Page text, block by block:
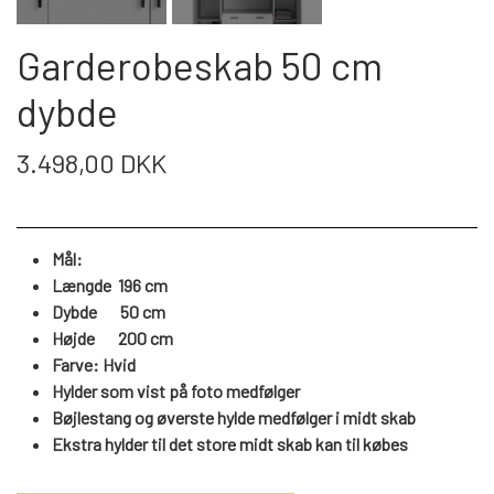
DAYBED/CHAISELONG
ENTRE
REOLER
REOL MISTRAL
SPEJLE
BELYSNING
VÆGPANELER
SPEJLE
PARKERING
MONTERING & LEVERING
Garderobeskab 50 cm
dybde
3.498,00 DKK
Mål:
Længde 196 cm
Dybde 50 cm
Højde
200cm
Farve: Hvid
Hylder som vist på foto medfølger
Bøjlestang og øverste hylde medfølger i midt skab
Ekstra hylder til det store midt skab kan til købes